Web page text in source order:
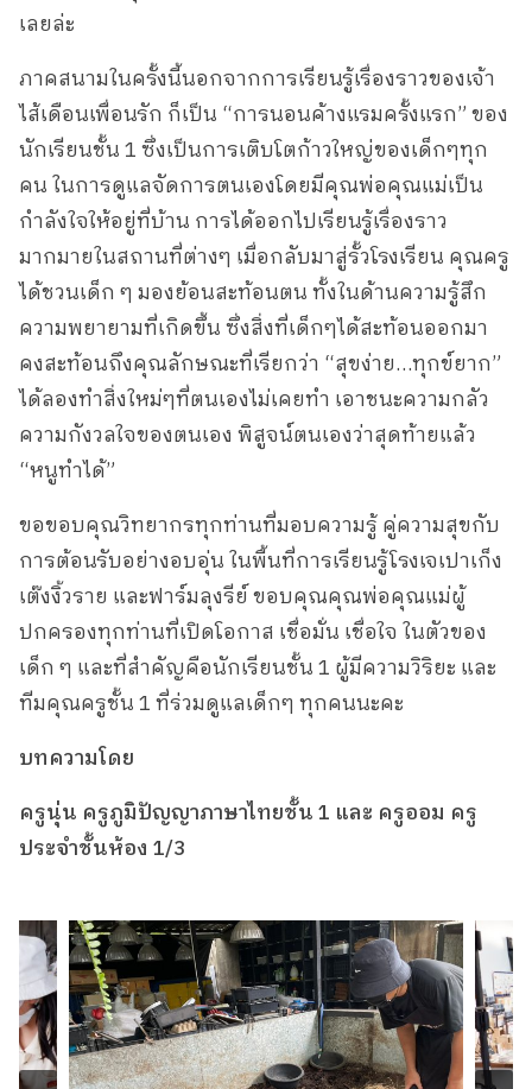
เลยล่ะ
ภาคสนามในครั้งนี้นอกจากการเรียนรู้เรื่องราวของเจ้า
ไส้เดือนเพื่อนรัก ก็เป็น “การนอนค้างแรมครั้งแรก” ของ
นักเรียนชั้น 1 ซึ่งเป็นการเติบโตก้าวใหญ่ของเด็กๆทุก
คน ในการดูแลจัดการตนเองโดยมีคุณพ่อคุณแม่เป็น
กำลังใจให้อยู่ที่บ้าน การได้ออกไปเรียนรู้เรื่องราว
มากมายในสถานที่ต่างๆ เมื่อกลับมาสู่รั้วโรงเรียน คุณครู
ได้ชวนเด็ก ๆ มองย้อนสะท้อนตน ทั้งในด้านความรู้สึก
ความพยายามที่เกิดขึ้น ซึ่งสิ่งที่เด็กๆได้สะท้อนออกมา
คงสะท้อนถึงคุณลักษณะที่เรียกว่า “สุขง่าย…ทุกข์ยาก”
ได้ลองทำสิ่งใหม่ๆที่ตนเองไม่เคยทำ เอาชนะความกลัว
ความกังวลใจของตนเอง พิสูจน์ตนเองว่าสุดท้ายแล้ว
“หนูทำได้”
ขอขอบคุณวิทยากรทุกท่านที่มอบความรู้ คู่ความสุขกับ
การต้อนรับอย่างอบอุ่น ในพื้นที่การเรียนรู้โรงเจเปาเก็ง
เต๊งงิ้วราย และฟาร์มลุงรีย์ ขอบคุณคุณพ่อคุณแม่ผู้
ปกครองทุกท่านที่เปิดโอกาส เชื่อมั่น เชื่อใจ ในตัวของ
เด็ก ๆ และที่สำคัญคือนักเรียนชั้น 1 ผู้มีความวิริยะ และ
ทีมคุณครูชั้น 1 ที่ร่วมดูแลเด็กๆ ทุกคนนะคะ
บทความโดย
ครูนุ่น ครูภูมิปัญญาภาษาไทยชั้น 1 และ ครูออม ครู
ประจำชั้นห้อง 1/3